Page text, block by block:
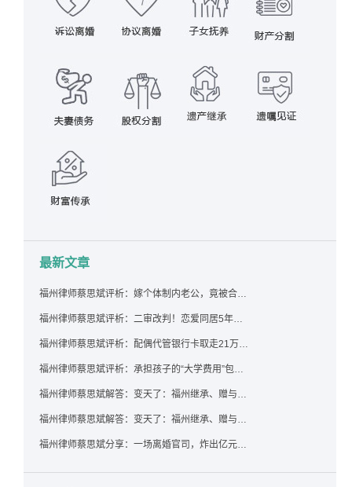
最新文章
福州律师蔡思斌评析：嫁个体制内老公，竟被合伙设局背上近百万债务，婚前不查征信真要命！
福州律师蔡思斌评析：二审改判！恋爱同居5年为女友买车，分手后能要回吗？
福州律师蔡思斌评析：配偶代管银行卡取走21万，离婚后这笔钱还要得回来吗？
福州律师蔡思斌评析：承担孩子的“大学费用”包括高额留学费用吗？
福州律师蔡思斌解答：变天了：福州继承、赠与房产转让要收20%个税？福州国税官方回复来了！
福州律师蔡思斌解答：变天了：福州继承、赠与房产转让要收20%个税？福州国税官方回答来了！
福州律师蔡思斌分享：一场离婚官司，炸出亿元“糊涂账”：本想分割家产，结果“自爆”了家底